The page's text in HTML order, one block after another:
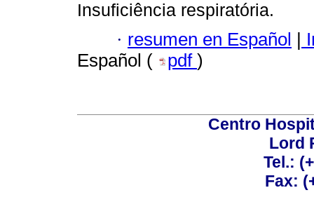
Insuficiência respiratória.
· resumen en Español
Español (
pdf )
Centro
Lord
Tel.:
Fax: